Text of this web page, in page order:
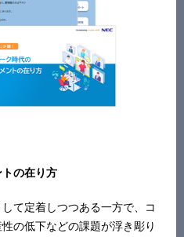
の在り方
て定着しつつある一方で、コ
の低下などの課題が浮き彫り